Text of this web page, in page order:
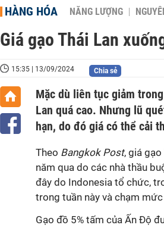
HÀNG HÓA NĂNG LƯỢNG
Giá gạo Thái Lan
15:35 | 13/09/2024 Chia sẻ
Mặc dù liên tục giảm
Lan quá cao. Nhưng lũ
hạn, do đó giá có thể cải
Theo Bangkok Post, giá
năm qua do các nhà thầu
đây do Indonesia tổ chức,
trong tuần này và chạm
Gạo đồ 5% tấm của Ấn Độ